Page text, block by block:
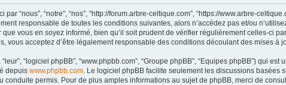
“nous”, “notre”, “nos”, “http://forum.arbre-celtique.com”, “https://www.arbre-
responsable de toutes les conditions suivantes, alors n’accédez pas et/ou
vous en soyez informé, bien qu’il soit prudent de vérifier régulièrement celles-ci
vous acceptez d’être légalement responsable des conditions découlant des mises à
“logiciel phpBB”, “www.phpbb.com”, “Groupe phpBB”, “Equipes phpBB”) qui
depuis www.phpbb.com . Le logiciel phpBB facilite seulement les discussions
conduite permis. Pour de plus amples informations au sujet de phpBB, merci de